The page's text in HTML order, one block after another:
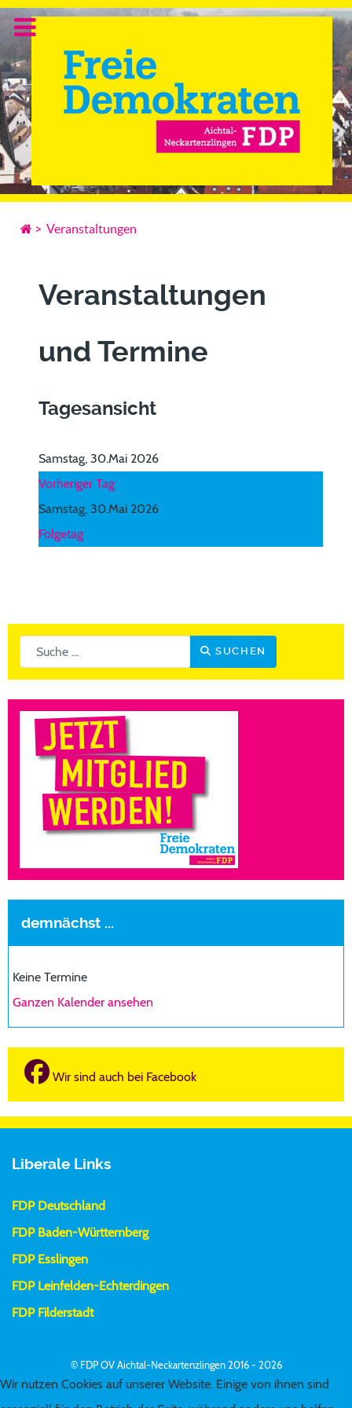
> Veranstaltungen
Veranstaltungen
und Termine
Tagesansicht
Samstag, 30.Mai 2026
Vorheriger Tag
Samstag, 30.Mai 2026
Folgetag
Suchen SUCHEN
demnächst ...
Keine Termine
Ganzen Kalender ansehen
Wir sind auch bei Facebook
Liberale Links
FDP Deutschland
FDP Baden-Württemberg
FDP Esslingen
FDP Leinfelden-Echterdingen
FDP Filderstadt
© FDP OV Aichtal-Neckartenzlingen 2016 - 2026
Wir nutzen Cookies auf unserer Website. Einige von ihnen sind